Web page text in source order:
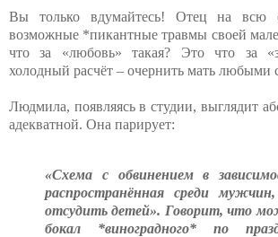
Вы только вдумайтесь! Отец на всю
возможные *пикантные травмы своей
что за «любовь» такая? Это что за
холодный расчёт – очернить мать любыми
Людмила, появляясь в студии, выглядит
адекватной. Она парирует:
«Схема с обвинением в
распространённая среди
отсудить детей». Говорит, что
бокал *виноградного* по